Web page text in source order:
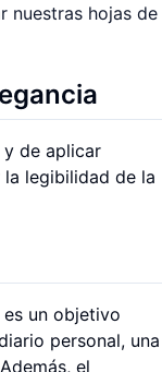
nuestras hojas de
de aplicar
legibilidad de la
es un objetivo
personal, una
el